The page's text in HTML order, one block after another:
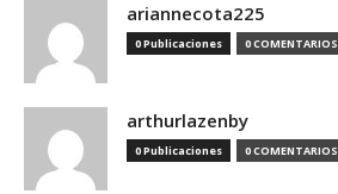
ariannecota225
0 Publicaciones 0 COMENTARIOS
arthurlazenby
0 Publicaciones 0 COMENTARIOS